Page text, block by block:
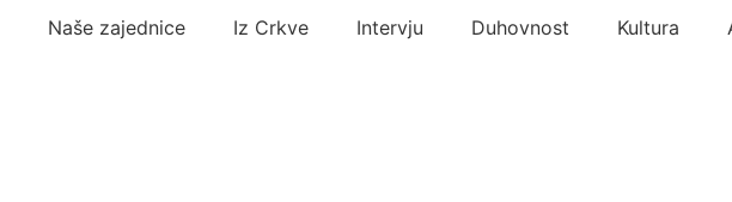
Naše zajednice Iz Crkve Intervju Duhovnost Kultura